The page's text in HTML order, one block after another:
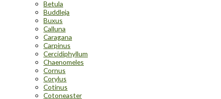
Betula
Buddleja
Buxus
Calluna
Caragana
Carpinus
Cercidiphyllum
Chaenomeles
Cornus
Corylus
Cotinus
Cotoneaster